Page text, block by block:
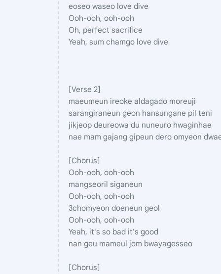
eoseo waseo love dive
Ooh-ooh, ooh-ooh
Oh, perfect sacrifice
Yeah, sum chamgo love dive
[Verse 2]
maeumeun ireoke aldagado moreuji
sarangiraneun geon hansungane pil teni
jikjeop deureowa du nuneuro hwaginhae
nae mam gajang gipeun dero omyeon
[Chorus]
Ooh-ooh, ooh-ooh
mangseoril siganeun
Ooh-ooh, ooh-ooh
3chomyeon doeneun geol
Ooh-ooh, ooh-ooh
Yeah, it's so bad it's good
nan geu mameul jom bwayagesseo
[Chorus]